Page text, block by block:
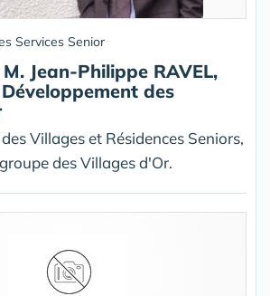
Services Senior
Jean-Philippe RAVEL,
des
Villages et Résidences Seniors,
des Villages d'Or.